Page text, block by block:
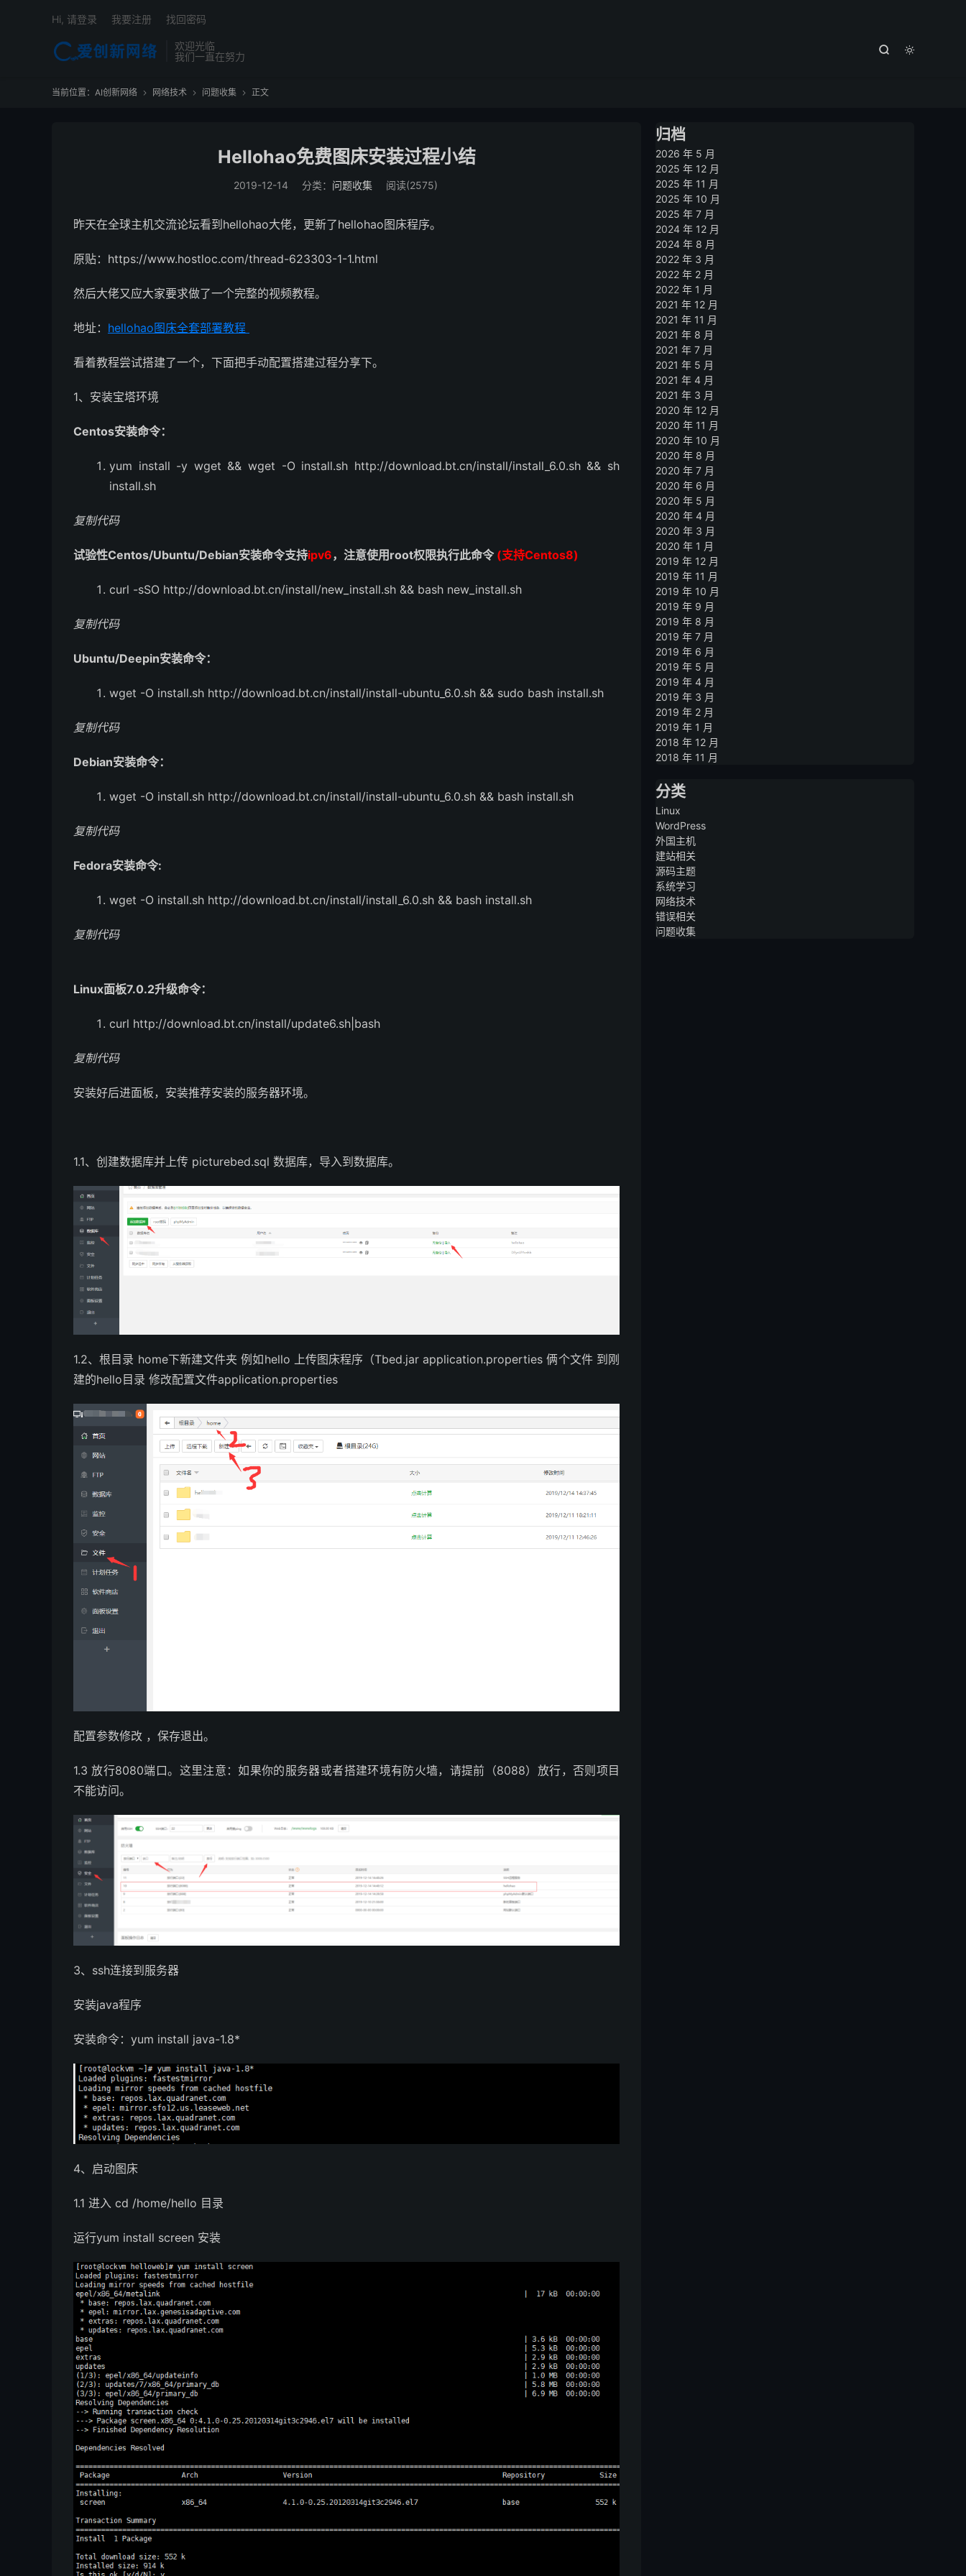
欢迎光临
我们一直在努力


Hi, 请登录 我要注册 找回密码
当前位置： AI创新网络  网络技术  问题收集  正文
Hellohao免费图床安装过程小结
2019-12-14 分类： 问题收集 阅读(2575)
昨天在全球主机交流论坛看到hellohao大佬，更新了hellohao图床程序。
原贴：https://www.hostloc.com/thread-623303-1-1.html
然后大佬又应大家要求做了一个完整的视频教程。
地址： hellohao图床全套部署教程
看着教程尝试搭建了一个，下面把手动配置搭建过程分享下。
1、安装宝塔环境
Centos安装命令：
yum install -y wget && wget -O install.sh http://download.bt.cn/install/install_6.0.sh && sh
install.sh
复制代码
试验性Centos/Ubuntu/Debian安装命令支持ipv6，注意使用root权限执行此命令 (支持Centos8)
curl -sSO http://download.bt.cn/install/new_install.sh && bash new_install.sh
复制代码
Ubuntu/Deepin安装命令：
wget -O install.sh http://download.bt.cn/install/install-ubuntu_6.0.sh && sudo bash install.sh
复制代码
Debian安装命令：
wget -O install.sh http://download.bt.cn/install/install-ubuntu_6.0.sh && bash install.sh
复制代码
Fedora安装命令:
wget -O install.sh http://download.bt.cn/install/install_6.0.sh && bash install.sh
复制代码
Linux面板7.0.2升级命令：
curl http://download.bt.cn/install/update6.sh|bash
复制代码
安装好后进面板，安装推荐安装的服务器环境。
1.1、创建数据库并上传 picturebed.sql 数据库，导入到数据库。
1.2、根目录 home下新建文件夹 例如hello 上传图床程序（Tbed.jar application.properties 俩个文件 到刚
建的hello目录 修改配置文件application.properties
配置参数修改 ，保存退出。
1.3 放行8080端口。这里注意：如果你的服务器或者搭建环境有防火墙，请提前（8088）放行，否则项目
不能访问。
3、ssh连接到服务器
安装java程序
安装命令：yum install java-1.8*
4、启动图床
1.1 进入 cd /home/hello 目录
运行yum install screen 安装
归档
2026 年 5 月
2025 年 12 月
2025 年 11 月
2025 年 10 月
2025 年 7 月
2024 年 12 月
2024 年 8 月
2022 年 3 月
2022 年 2 月
2022 年 1 月
2021 年 12 月
2021 年 11 月
2021 年 8 月
2021 年 7 月
2021 年 5 月
2021 年 4 月
2021 年 3 月
2020 年 12 月
2020 年 11 月
2020 年 10 月
2020 年 8 月
2020 年 7 月
2020 年 6 月
2020 年 5 月
2020 年 4 月
2020 年 3 月
2020 年 1 月
2019 年 12 月
2019 年 11 月
2019 年 10 月
2019 年 9 月
2019 年 8 月
2019 年 7 月
2019 年 6 月
2019 年 5 月
2019 年 4 月
2019 年 3 月
2019 年 2 月
2019 年 1 月
2018 年 12 月
2018 年 11 月
分类
Linux
WordPress
外国主机
建站相关
源码主题
系统学习
网络技术
错误相关
问题收集